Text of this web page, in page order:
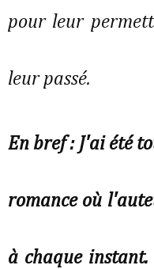
pour leur
leur passé.
En bref : J'ai été
romance où
à chaque